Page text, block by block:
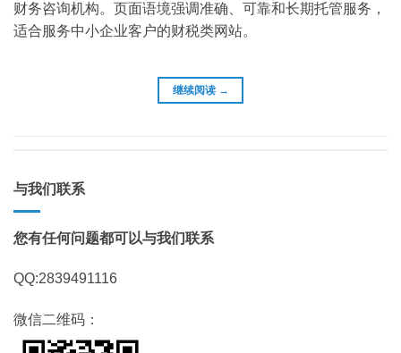
财务咨询机构。页面语境强调准确、可靠和长期托管服务，
适合服务中小企业客户的财税类网站。
继续阅读 →
与我们联系
您有任何问题都可以与我们联系
QQ:2839491116
微信二维码：